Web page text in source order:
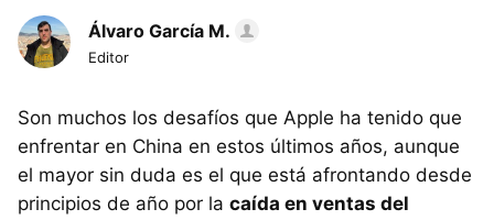
Álvaro García M.
Editor
Son muchos los desafíos que Apple ha tenido que
enfrentar en China en estos últimos años, aunque
el mayor sin duda es el que está afrontando desde
principios de año por la caída en ventas del